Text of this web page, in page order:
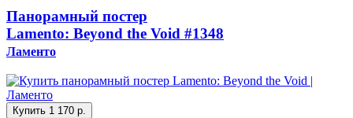
Панорамный постер
Lamento: Beyond the Void #1348
Ламенто
Купить 1 170 р.